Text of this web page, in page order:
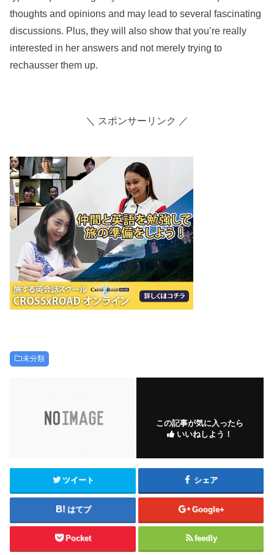
thoughts and opinions and may lead to several fascinating
discussions. Plus, they will also show that you’re really
interested in her answers and not merely trying to
rechausser them up.
＼ スポンサーリンク ／
未分類
この記事が気に入ったら
いいねしよう！
ツイート シェア
はてブ Google+
Pocket feedly